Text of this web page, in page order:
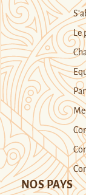
Le
NOS PAYS